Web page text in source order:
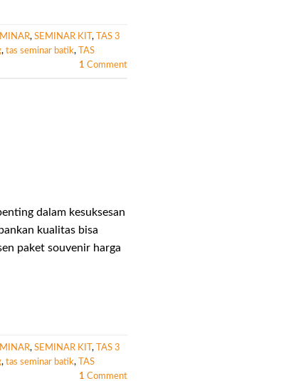
, SEMINAR KIT ,
TAS 3
, tas seminar batik,
TAS
1 Comment
dalam kesuksesan
kualitas bisa
paket souvenir harga
, SEMINAR KIT ,
TAS 3
, tas seminar batik,
TAS
1 Comment